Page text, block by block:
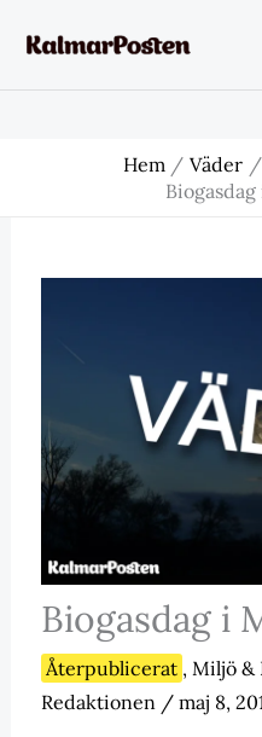
Hem Väder
Biogasdag i
Återpublicerat , Miljö &
Redaktionen / maj 8,